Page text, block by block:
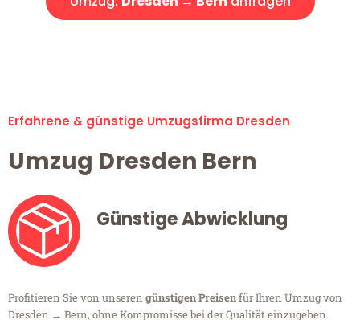
Erfahrene & günstige Umzugsfirma Dresden
Umzug Dresden Bern
Günstige Abwicklung
Profitieren Sie von unseren günstigen Preisenfür Ihren Umzug von
Dresden → Bern, ohne Kompromisse bei der Qualität einzugehen.